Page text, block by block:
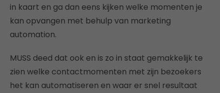
in kaart en ga dan eens kijken welke momenten je
kan opvangen met behulp van marketing
automation.
MUSS deed dat ook en is zo in staat gemakkelijk te
zien welke contactmomenten met zijn bezoekers
het kan automatiseren en waar er snel resultaat